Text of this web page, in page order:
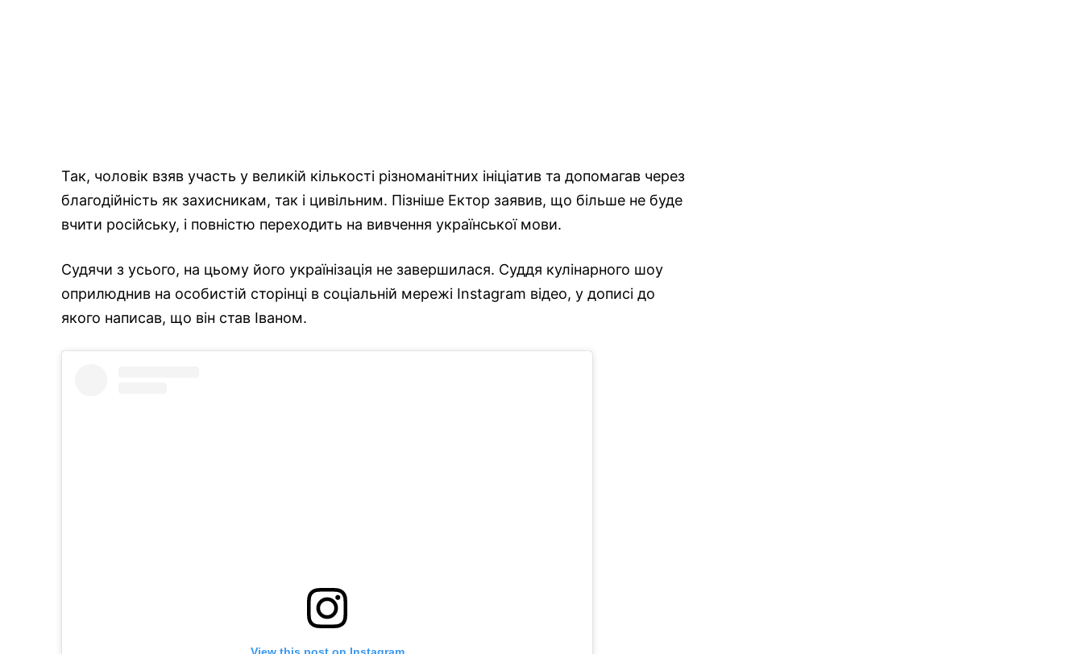
Так, чоловік взяв участь у великій кількості різноманітних ініціатив та допомагав через
благодійність як захисникам, так і цивільним. Пізніше Ектор заявив, що більше не буде
вчити російську, і повністю переходить на вивчення української мови.
Судячи з усього, на цьому його українізація не завершилася. Суддя кулінарного шоу
оприлюднив на особистій сторінці в соціальній мережі Instagram відео, у дописі до
якого написав, що він став Іваном.